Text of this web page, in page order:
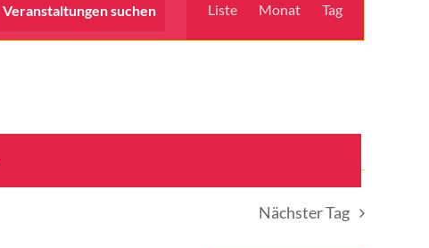
Veranstaltungen suchen
Ansichten-
Liste Monat Tag
Nächster Tag